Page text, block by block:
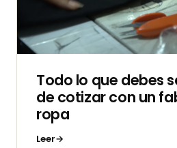
Todo lo que debes
de cotizar con un
ropa
Leer